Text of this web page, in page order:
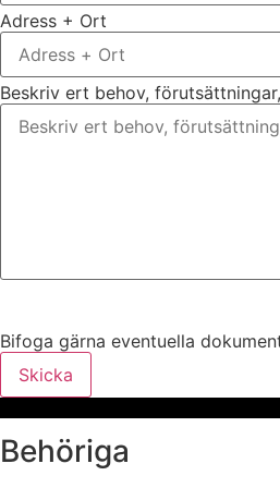
Adress + Ort
Beskriv ert behov,
Bifoga gärna eventuella
Skicka
Behöriga